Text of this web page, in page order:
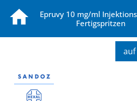
Epruvy 10 mg/ml
Fertigspritzen